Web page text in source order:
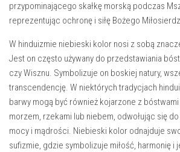
przypominającego skałkę​ morską podczas
reprezentując ochronę i siłę Bożego
W hinduizmie niebieski kolor nosi z sobą
Jest on często używany do przedstawiania
czy Wisznu. Symbolizuje​ on boskiej natury,
transcendencję. W niektórych tradycjach
barwy mogą być⁢ również kojarzone z‌
morzem, rzekami lub niebem, odwołując się
mocy i mądrości. Niebieski kolor odnajduje
sufizmie, gdzie symbolizuje miłość, harmonię i